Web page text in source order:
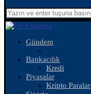
Gündem
Bankacılık
Kredi
Piyasalar
Kripto Paralar